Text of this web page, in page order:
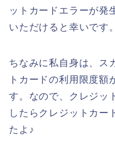
ットカードエラーが発
いただけると幸いです。
ちなみに私自身は、ス
トカードの利用限度額
す。なので、クレジッ
したらクレジットカー
たよ♪